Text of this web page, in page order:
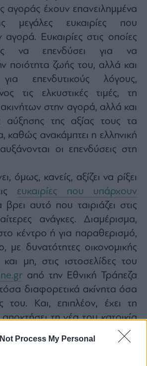
Process My Personal
αγοράς έχουν επανειλημμένα
μεγάλες ευκαιρίες που
Ευκαιρίες στις οποίες
να επενδύσει για να
ποιότητα ζωής του, αλλά και
για επενδυτικούς λόγους,
τις ελκυστικές τιμές, τη
στην αγορά, αλλά και
αύξησης της αξίας τους τα
καθώς ανακάμπτει η ελληνική
οι επενδύσεις στη
όμως, κανείς, αξίζει να ρίξει
ευκαιρίες που υπάρχουν
βρει αυτό που ταιριάζει στις
ανάγκες. Διαμέρισμα,
κέντρο ή για παραθερισμό,
με δυνατότητες οικονομικής
και μη, στις ιστοσελίδες του
από την Εθνική Τράπεζα
τόσα διαφορετικά ακίνητα όσα
του. Και, επιπλέον, έχει τη
τη νέα του κατοικία
από την Εθνική